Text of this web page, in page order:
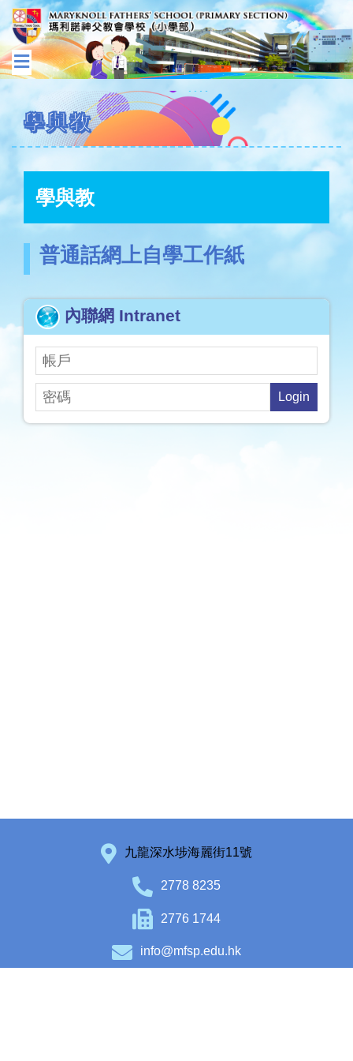
學與教
學與教
普通話網上自學工作紙
內聯網 Intranet
九龍深水埗海麗街11號
2778 8235
2776 1744
info@mfsp.edu.hk